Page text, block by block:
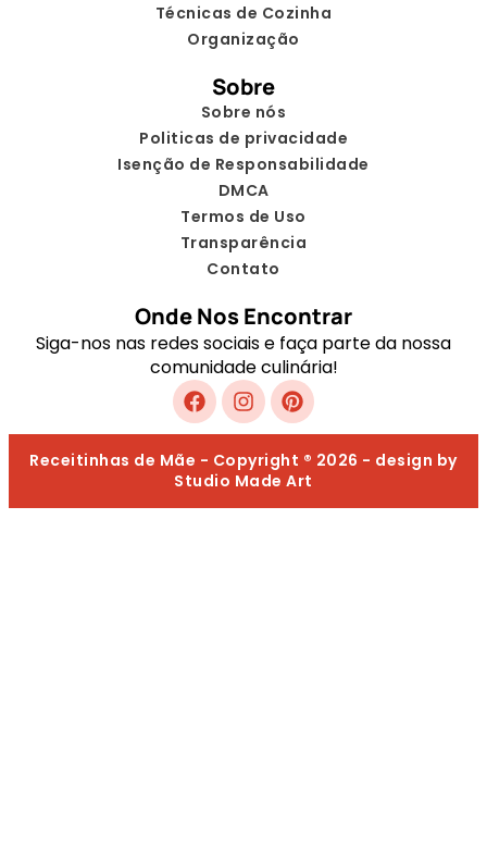
Técnicas de Cozinha
Organização
Sobre
Sobre nós
Politicas de privacidade
Isenção de Responsabilidade
DMCA
Termos de Uso
Transparência
Contato
Onde Nos Encontrar
Siga-nos nas redes sociais e faça parte da nossa
comunidade culinária!
Receitinhas de Mãe - Copyright ® 2026 - design by
Studio Made Art